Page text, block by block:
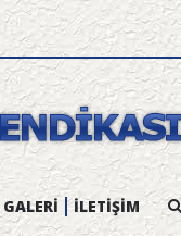
GALERİ İLETİŞİM